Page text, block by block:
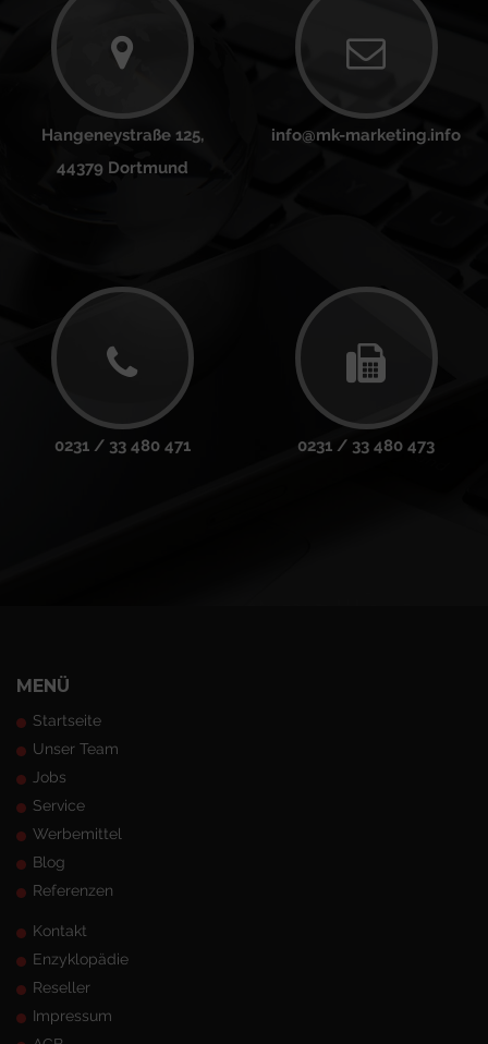
Hangeneystraße 125,
44379 Dortmund
info@mk-marketing.info
0231 / 33 480 471 0231 / 33 480 473
MENÜ
Startseite
Unser Team
Jobs
Service
Werbemittel
Blog
Referenzen
Kontakt
Enzyklopädie
Reseller
Impressum